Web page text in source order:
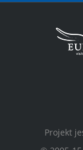
Projekt